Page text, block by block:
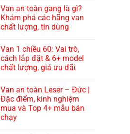
Van an toàn gang là gì?
Khám phá các hãng van
chất lượng, tin dùng
Van 1 chiều 60: Vai trò,
cách lắp đặt & 6+ model
chất lượng, giá ưu đãi
Van an toàn Leser – Đức |
Đặc điểm, kinh nghiệm
mua và Top 4+ mẫu bán
chạy